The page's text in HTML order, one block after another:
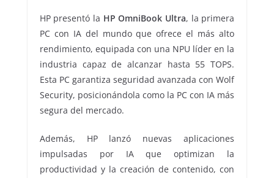
HP presentó la HP OmniBook Ultra, la primera
PC con IA del mundo que ofrece el más alto
rendimiento, equipada con una NPU líder en la
industria capaz de alcanzar hasta 55 TOPS.
Esta PC garantiza seguridad avanzada con Wolf
Security, posicionándola como la PC con IA más
segura del mercado.
Además, HP lanzó nuevas aplicaciones
impulsadas por IA que optimizan la
productividad y la creación de contenido, con